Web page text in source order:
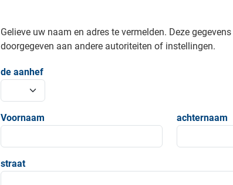
Gelieve uw naam en adres te vermelden. Deze
doorgegeven aan andere autoriteiten of instellingen.
de aanhef
Voornaam achternaam
straat